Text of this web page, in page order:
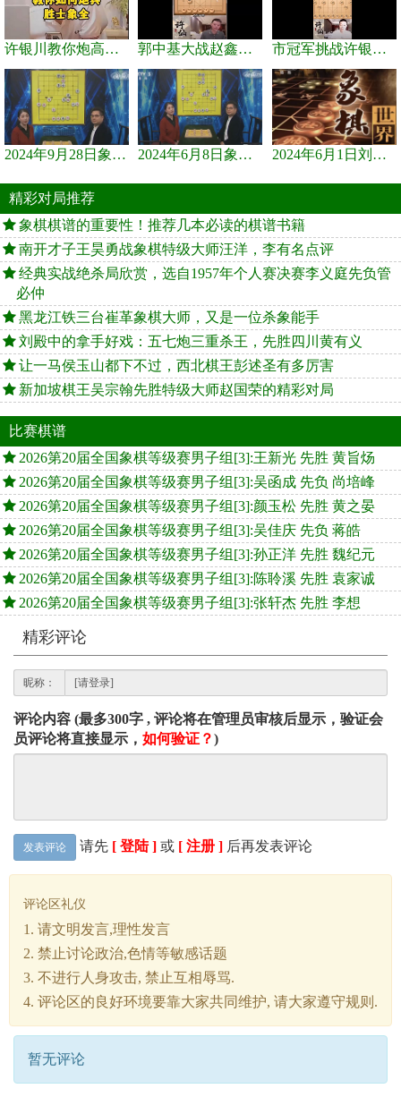
许银川教你炮高兵士象全如何赢士象全，简单四步即可 郭中基大战赵鑫鑫，许银川激情讲解 市冠军挑战许银川，急进中兵变化真激烈！
2024年9月28日象棋世界栏目，刘君、蒋川讲解了第九届杨官璘杯象棋... 2024年6月8日象棋世界，刘君、蒋川讲解了第九届杨官璘杯全国象棋... 2024年6月1日刘君、蒋川讲解第三届上海杯象棋大师赛谢靖与李少庚...
精彩对局推荐
象棋棋谱的重要性！推荐几本必读的棋谱书籍
南开才子王昊勇战象棋特级大师汪洋，李有名点评
经典实战绝杀局欣赏，选自1957年个人赛决赛李义庭先负管
必仲
黑龙江铁三台崔革象棋大师，又是一位杀象能手
刘殿中的拿手好戏：五七炮三重杀王，先胜四川黄有义
让一马侯玉山都下不过，西北棋王彭述圣有多厉害
新加坡棋王吴宗翰先胜特级大师赵国荣的精彩对局
比赛棋谱
2026第20届全国象棋等级赛男子组[3]:王新光 先胜 黄旨炀
2026第20届全国象棋等级赛男子组[3]:吴函成 先负 尚培峰
2026第20届全国象棋等级赛男子组[3]:颜玉松 先胜 黄之晏
2026第20届全国象棋等级赛男子组[3]:吴佳庆 先负 蒋皓
2026第20届全国象棋等级赛男子组[3]:孙正洋 先胜 魏纪元
2026第20届全国象棋等级赛男子组[3]:陈聆溪 先胜 袁家诚
2026第20届全国象棋等级赛男子组[3]:张轩杰 先胜 李想
精彩评论
昵称：
评论内容 (最多300字 , 评论将在管理员审核后显示，验证会
员评论将直接显示， 如何验证？)
发表评论 请先 [ 登陆 ] 或 [ 注册 ] 后再发表评论
评论区礼仪
1. 请文明发言,理性发言
2. 禁止讨论政治,色情等敏感话题
3. 不进行人身攻击, 禁止互相辱骂.
4. 评论区的良好环境要靠大家共同维护, 请大家遵守规则.
暂无评论